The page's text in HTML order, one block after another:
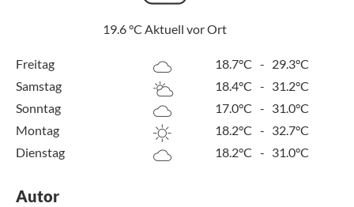
19.6°C Aktuell vor Ort
Freitag 18.7°C - 29.3°C
Samstag
18.4°C - 31.2°C
Sonntag
17.0°C - 31.0°C
Montag
18.2°C - 32.7°C
Dienstag
18.2°C - 31.0°C
Autor